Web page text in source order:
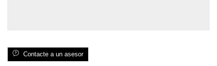
Contacte a un asesor